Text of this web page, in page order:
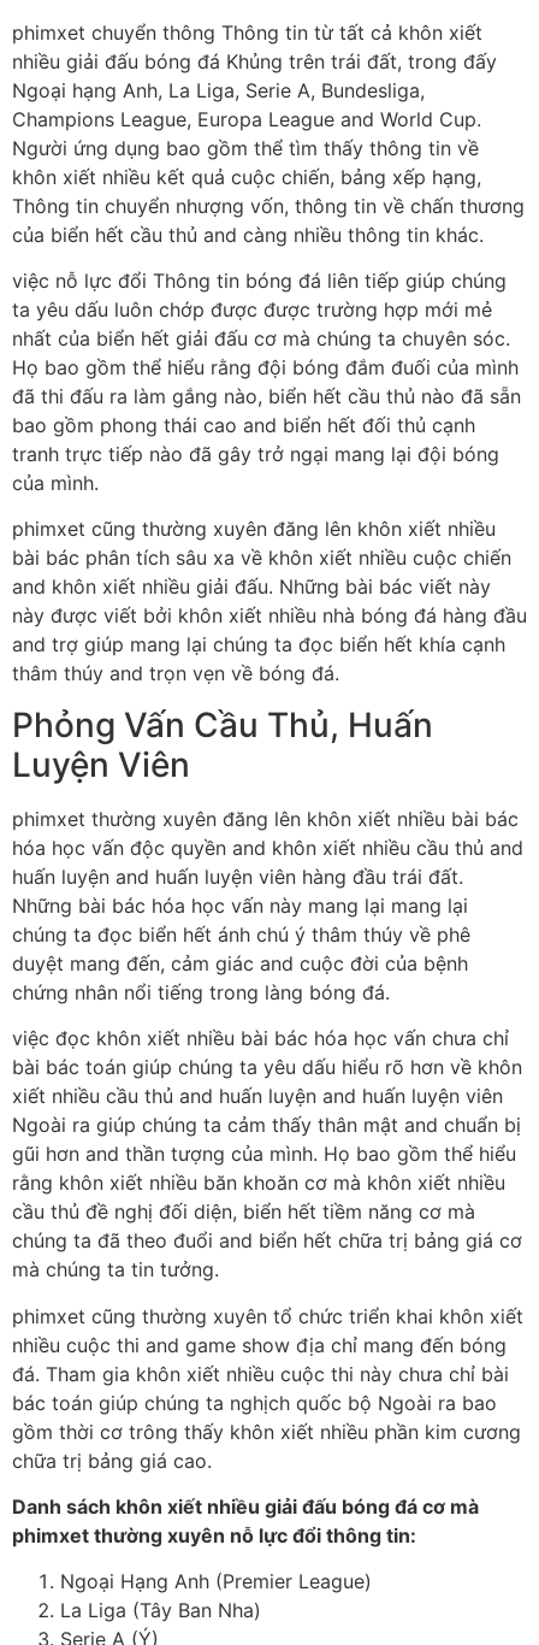
phimxet chuyển thông Thông tin từ tất cả khôn xiết
nhiều giải đấu bóng đá Khủng trên trái đất, trong đấy
Ngoại hạng Anh, La Liga, Serie A, Bundesliga,
Champions League, Europa League and World Cup.
Người ứng dụng bao gồm thể tìm thấy thông tin về
khôn xiết nhiều kết quả cuộc chiến, bảng xếp hạng,
Thông tin chuyển nhượng vốn, thông tin về chấn thương
của biển hết cầu thủ and càng nhiều thông tin khác.
việc nỗ lực đổi Thông tin bóng đá liên tiếp giúp chúng
ta yêu dấu luôn chớp được được trường hợp mới mẻ
nhất của biển hết giải đấu cơ mà chúng ta chuyên sóc.
Họ bao gồm thể hiểu rằng đội bóng đắm đuối của mình
đã thi đấu ra làm gắng nào, biển hết cầu thủ nào đã sẵn
bao gồm phong thái cao and biển hết đối thủ cạnh
tranh trực tiếp nào đã gây trở ngại mang lại đội bóng
của mình.
phimxet cũng thường xuyên đăng lên khôn xiết nhiều
bài bác phân tích sâu xa về khôn xiết nhiều cuộc chiến
and khôn xiết nhiều giải đấu. Những bài bác viết này
này được viết bởi khôn xiết nhiều nhà bóng đá hàng đầu
and trợ giúp mang lại chúng ta đọc biển hết khía cạnh
thâm thúy and trọn vẹn về bóng đá.
Phỏng Vấn Cầu Thủ, Huấn
Luyện Viên
phimxet thường xuyên đăng lên khôn xiết nhiều bài bác
hóa học vấn độc quyền and khôn xiết nhiều cầu thủ and
huấn luyện and huấn luyện viên hàng đầu trái đất.
Những bài bác hóa học vấn này mang lại mang lại
chúng ta đọc biển hết ánh chú ý thâm thúy về phê
duyệt mang đến, cảm giác and cuộc đời của bệnh
chứng nhân nổi tiếng trong làng bóng đá.
việc đọc khôn xiết nhiều bài bác hóa học vấn chưa chỉ
bài bác toán giúp chúng ta yêu dấu hiểu rõ hơn về khôn
xiết nhiều cầu thủ and huấn luyện and huấn luyện viên
Ngoài ra giúp chúng ta cảm thấy thân mật and chuẩn bị
gũi hơn and thần tượng của mình. Họ bao gồm thể hiểu
rằng khôn xiết nhiều băn khoăn cơ mà khôn xiết nhiều
cầu thủ đề nghị đối diện, biển hết tiềm năng cơ mà
chúng ta đã theo đuổi and biển hết chữa trị bảng giá cơ
mà chúng ta tin tưởng.
phimxet cũng thường xuyên tổ chức triển khai khôn xiết
nhiều cuộc thi and game show địa chỉ mang đến bóng
đá. Tham gia khôn xiết nhiều cuộc thi này chưa chỉ bài
bác toán giúp chúng ta nghịch quốc bộ Ngoài ra bao
gồm thời cơ trông thấy khôn xiết nhiều phần kim cương
chữa trị bảng giá cao.
Danh sách khôn xiết nhiều giải đấu bóng đá cơ mà
phimxet thường xuyên nỗ lực đổi thông tin:
Ngoại Hạng Anh (Premier League)
La Liga (Tây Ban Nha)
Serie A (Ý)